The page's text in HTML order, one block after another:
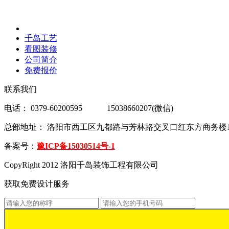
千岛工艺
看图装修
公司简介
免费报价
联系我们
电话： 0379-60200595 15038660207(微信)
总部地址： 洛阳市西工区九都路与芳林路交叉口红东方商务楼
备案号： 豫ICP备15030514号-1
CopyRight 2012 洛阳千岛装饰工程有限公司
获取免费设计服务